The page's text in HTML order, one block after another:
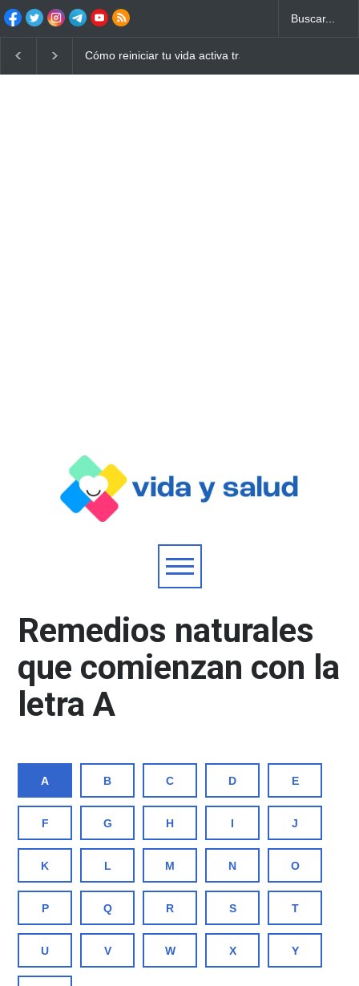
Cómo reiniciar tu vida activa tras años de
Remedios naturales
que comienzan con la
letra A
A B C D E
F G H I J
K L M N O
P Q R S T
U V W X Y